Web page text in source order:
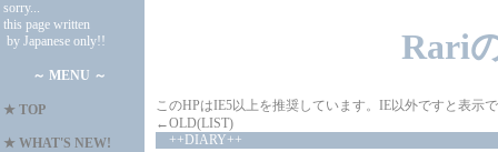
sorry...
this page written
by Japanese only!!
～ MENU ～
★ TOP
★ WHAT'S NEW!
Rari
このHPはIE5以上を推奨しています。IE以外ですと表示
←OLD(LIST)
++DIARY++